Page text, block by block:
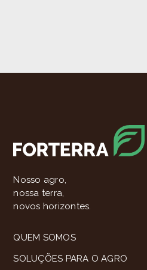
Nosso agro,
nossa terra,
novos horizontes.
QUEM SOMOS
SOLUÇÕES PARA O AGRO